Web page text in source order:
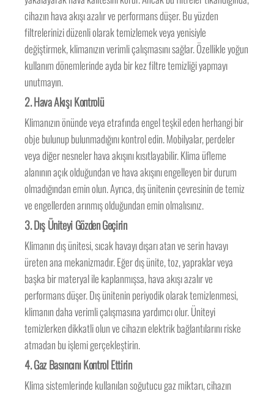
cihazın hava akışı azalır ve performans düşer. Bu yüzden
filtrelerinizi düzenli olarak temizlemek veya yenisiyle
değiştirmek, klimanızın verimli çalışmasını sağlar. Özellikle yoğun
kullanım dönemlerinde ayda bir kez filtre temizliği yapmayı
unutmayın.
2.Hava Akışı Kontrolü
Klimanızın önünde veya etrafında engel teşkil eden herhangi bir
obje bulunup bulunmadığını kontrol edin. Mobilyalar, perdeler
veya diğer nesneler hava akışını kısıtlayabilir. Klima üfleme
alanının açık olduğundan ve hava akışını engelleyen bir durum
olmadığından emin olun. Ayrıca, dış ünitenin çevresinin de temiz
ve engellerden arınmış olduğundan emin olmalısınız.
3.Dış Üniteyi Gözden Geçirin
Klimanın dış ünitesi, sıcak havayı dışarı atan ve serin havayı
üreten ana mekanizmadır. Eğer dış ünite, toz, yapraklar veya
başka bir materyal ile kaplanmışsa, hava akışı azalır ve
performans düşer. Dış ünitenin periyodik olarak temizlenmesi,
klimanın daha verimli çalışmasına yardımcı olur. Üniteyi
temizlerken dikkatli olun ve cihazın elektrik bağlantılarını riske
atmadan bu işlemi gerçekleştirin.
4.Gaz Basıncını Kontrol Ettirin
Klima sistemlerinde kullanılan soğutucu gaz miktarı, cihazın